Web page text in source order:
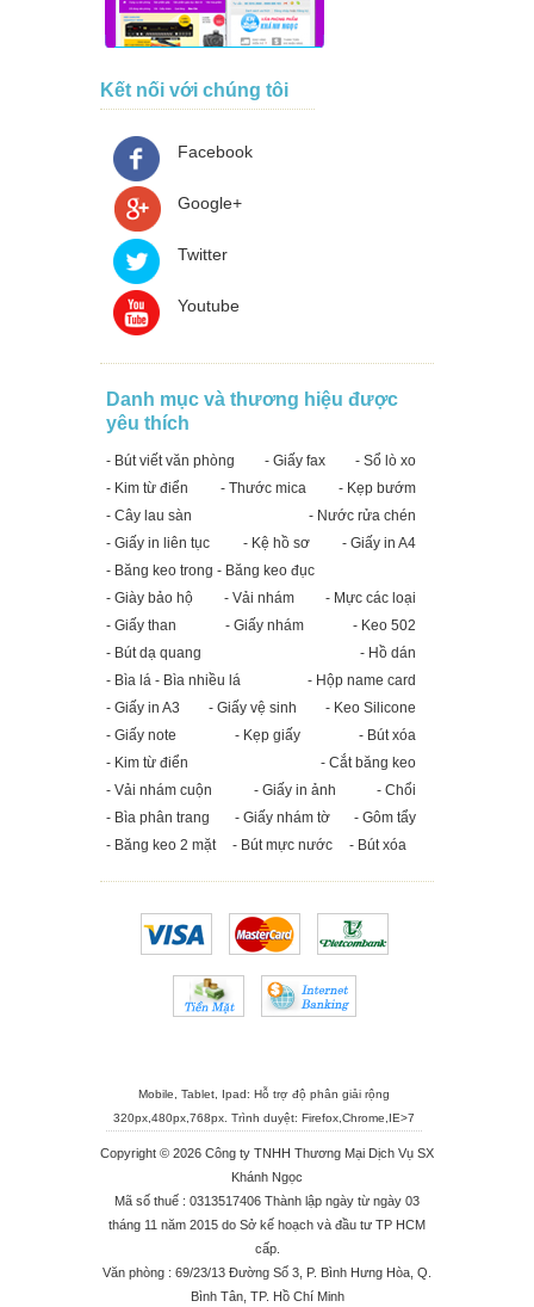
Kết nối với chúng tôi
Facebook
Google+
Twitter
Youtube
Danh mục và thương hiệu được
yêu thích
- Bút viết văn phòng - Giấy fax
- Sổ lò xo
- Kim từ điển
- Thước mica
- Kẹp bướm
- Cây lau sàn
- Nước rửa chén
- Giấy in liên tục
- Kệ hồ sơ
- Giấy in A4
- Băng keo trong - Băng keo đục
- Giày bảo hộ
- Vải nhám
- Mực các loại
- Giấy than
- Giấy nhám
- Keo 502
- Bút dạ quang
- Hồ dán
- Bìa lá - Bìa nhiều lá
- Hộp name card
- Giấy in A3
- Giấy vệ sinh
- Keo Silicone
- Giấy note
- Kẹp giấy
- Bút xóa
- Kim từ điển
- Cắt băng keo
- Vải nhám cuộn
- Giấy in ảnh
- Chổi
- Bìa phân trang
- Giấy nhám tờ
- Gôm tẩy
- Băng keo 2 mặt
- Bút mực nước - Bút xóa
Mobile, Tablet, Ipad: Hỗ trợ độ phân giải rộng
320px,480px,768px. Trình duyệt: Firefox,Chrome,IE>7
Copyright © 2026 Công ty TNHH Thương Mại Dịch Vụ SX
Khánh Ngọc
Mã số thuế : 0313517406 Thành lập ngày từ ngày 03
tháng 11 năm 2015 do Sở kế hoạch và đầu tư TP HCM
cấp.
Văn phòng : 69/23/13 Đường Số 3, P. Bình Hưng Hòa, Q.
Bình Tân, TP. Hồ Chí Minh